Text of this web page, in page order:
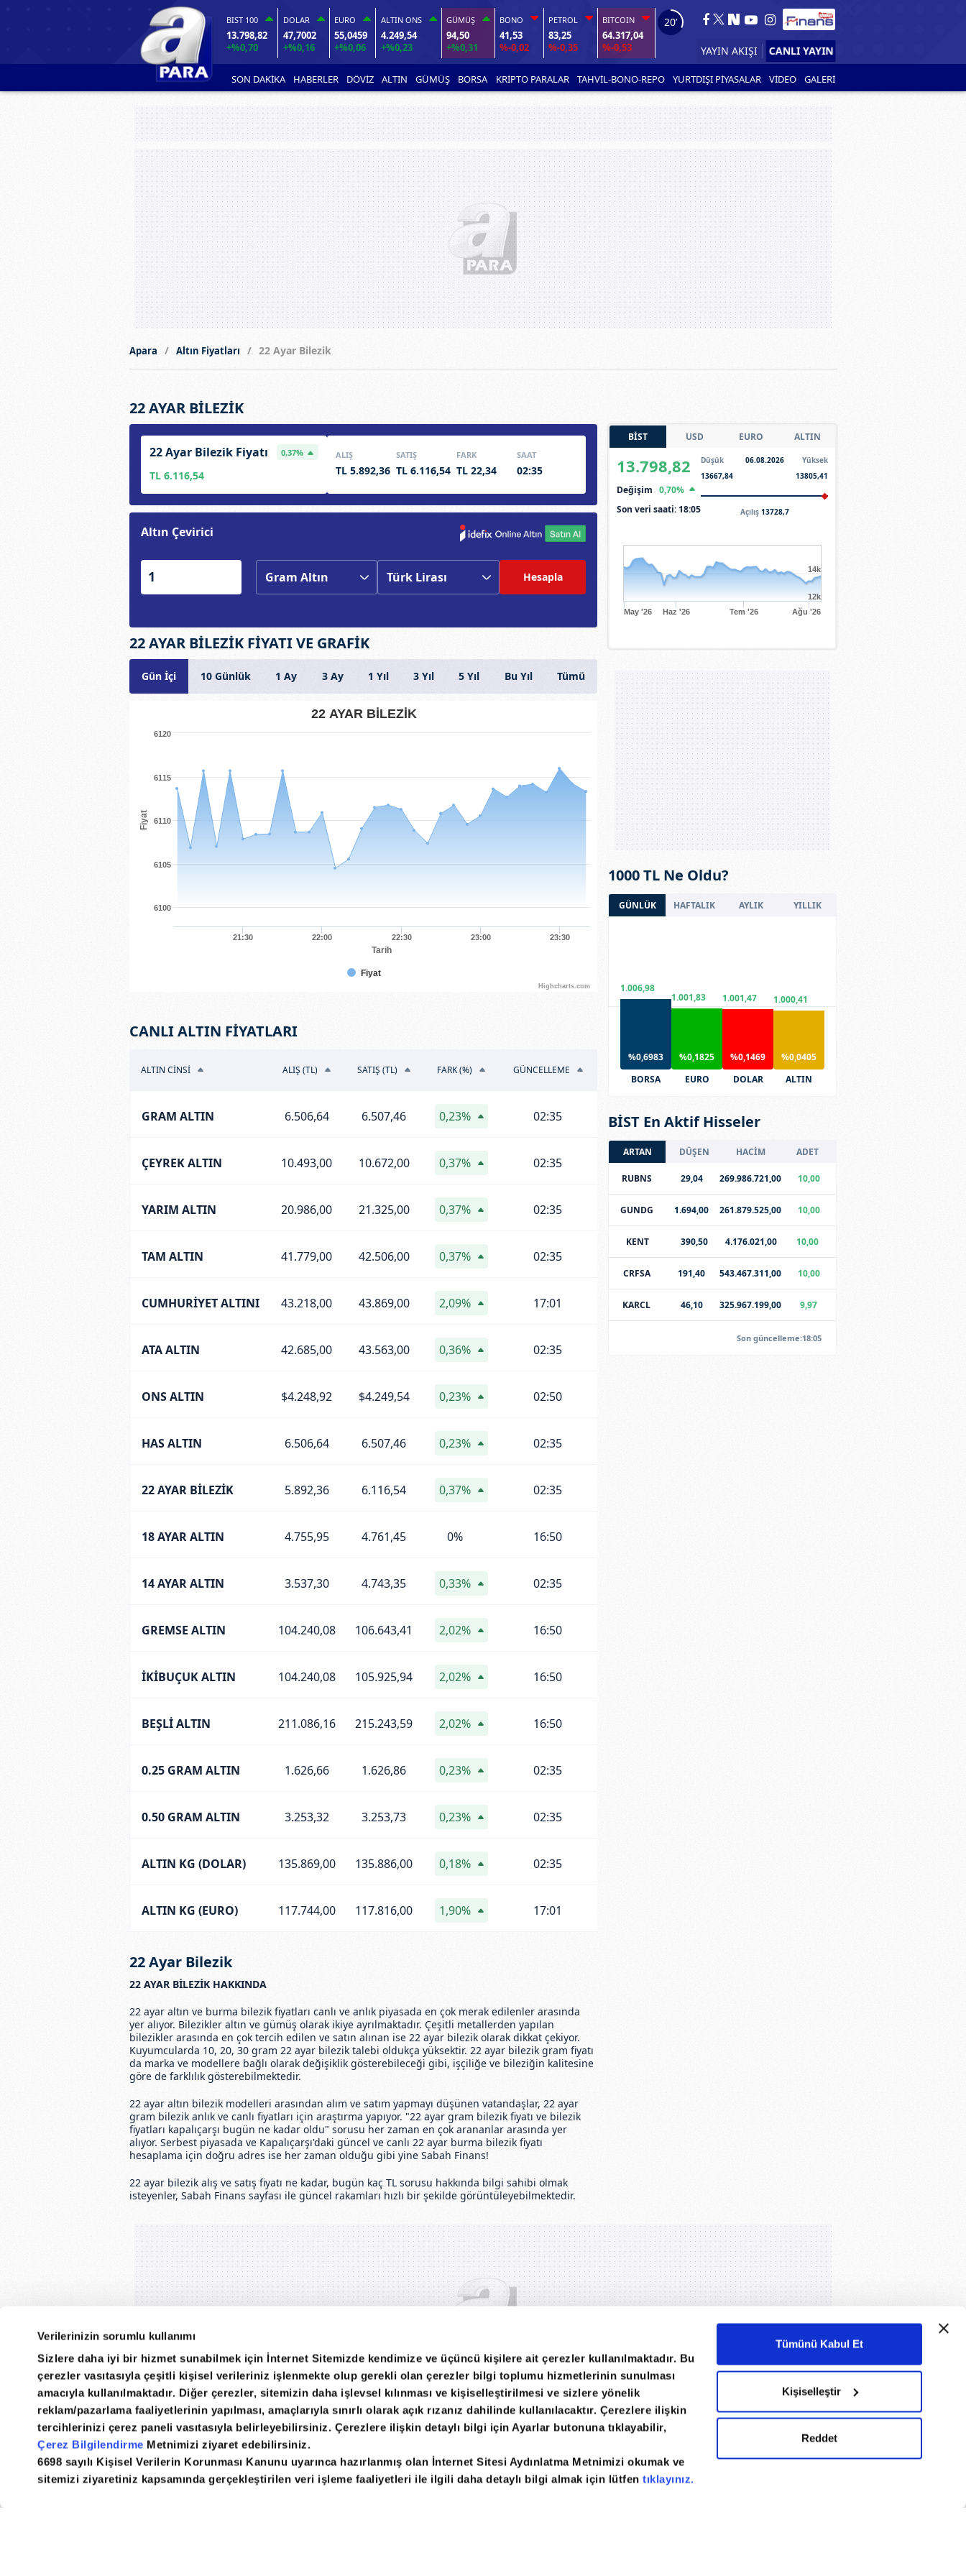
Verilerinizin sorumlu kullanımı
Sizlere daha iyi bir hizmet sunabilmek için İnternet Sitemizde kendimize ve üçüncü kişilere ait çerezler kullanılmaktadır. Bu
çerezler vasıtasıyla çeşitli kişisel verileriniz işlenmekte olup gerekli olan çerezler bilgi toplumu hizmetlerinin sunulması
amacıyla kullanılmaktadır. Diğer çerezler, sitemizin daha işlevsel kılınması ve kişiselleştirilmesi ve sizlere yönelik
reklam/pazarlama faaliyetlerinin yapılması, amaçlarıyla sınırlı olarak açık rızanız dahilinde kullanılacaktır. Çerezlere ilişkin
tercihlerinizi çerez paneli vasıtasıyla belirleyebilirsiniz. Çerezlere ilişkin detaylı bilgi için Ayarlar butonuna tıklayabilir,
Çerez Bilgilendirme Metnimizi ziyaret edebilirsiniz.
6698 sayılı Kişisel Verilerin Korunması Kanunu uyarınca hazırlanmış olan İnternet Sitesi Aydınlatma Metnimizi okumak ve
sitemizi ziyaretiniz kapsamında gerçekleştirilen veri işleme faaliyetleri ile ilgili daha detaylı bilgi almak için lütfentıklayınız.
Tümünü Kabul Et
Kişiselleştir
Reddet
BIST 100
13.798,82
+%0,70
DOLAR
47,7002
+%0,16
EURO
55,0459
+%0,06
ALTIN ONS
4.249,54
+%0,23
GÜMÜŞ
94,50
+%0,31
BONO
41,53
%-0,02
PETROL
83,25
%-0,35
BITCOIN
64.317,04
%-0,53
19’
YAYIN AKIŞI CANLI YAYIN
SON DAKİKA HABERLER DÖVİZ ALTIN GÜMÜŞ BORSA KRİPTO PARALAR TAHVİL-BONO-REPO YURTDIŞI PİYASALAR VİDEO GALERİ
Apara Altın Fiyatları 22 Ayar Bilezik
22 AYAR BİLEZİK
22 Ayar Bilezik Fiyatı 0,37%
TL 6.116,54
ALIŞ
TL 5.892,36
SATIŞ
TL 6.116,54
FARK
TL 22,34
SAAT
02:35
Altın Çevirici
Hesapla
22 AYAR BİLEZİK FİYATI VE GRAFİK
Gün İçi 10 Günlük 1 Ay 3 Ay 1 Yıl 3 Yıl 5 Yıl Bu Yıl Tümü
Tarih
Fiyat
22 AYAR BİLEZİK
Fiyat
21:30 22:00 22:30 23:00 23:30
6100
6105
6110
6115
6120
Highcharts.com
CANLI ALTIN FİYATLARI
ALTIN CİNSİ ALIŞ (TL) SATIŞ (TL) FARK (%) GÜNCELLEME
GRAM ALTIN 6.506,64 6.507,46 0,23% 02:35
ÇEYREK ALTIN 10.493,00 10.672,00 0,37% 02:35
YARIM ALTIN 20.986,00 21.325,00 0,37% 02:35
TAM ALTIN 41.779,00 42.506,00 0,37% 02:35
CUMHURİYET ALTINI 43.218,00 43.869,00 2,09% 17:01
ATA ALTIN 42.685,00 43.563,00 0,36% 02:35
ONS ALTIN $4.248,92 $4.249,54 0,23% 02:50
HAS ALTIN 6.506,64 6.507,46 0,23% 02:35
22 AYAR BİLEZİK 5.892,36 6.116,54 0,37% 02:35
18 AYAR ALTIN 4.755,95 4.761,45 0% 16:50
14 AYAR ALTIN 3.537,30 4.743,35 0,33% 02:35
GREMSE ALTIN 104.240,08 106.643,41 2,02% 16:50
İKİBUÇUK ALTIN 104.240,08 105.925,94 2,02% 16:50
BEŞLİ ALTIN 211.086,16 215.243,59 2,02% 16:50
0.25 GRAM ALTIN 1.626,66 1.626,86 0,23% 02:35
0.50 GRAM ALTIN 3.253,32 3.253,73 0,23% 02:35
ALTIN KG (DOLAR) 135.869,00 135.886,00 0,18% 02:35
ALTIN KG (EURO) 117.744,00 117.816,00 1,90% 17:01
22 Ayar Bilezik
22 AYAR BİLEZİK HAKKINDA
22 ayar altın ve burma bilezik fiyatları canlı ve anlık piyasada en çok merak edilenler arasında
yer alıyor. Bilezikler altın ve gümüş olarak ikiye ayrılmaktadır. Çeşitli metallerden yapılan
bilezikler arasında en çok tercih edilen ve satın alınan ise 22 ayar bilezik olarak dikkat çekiyor.
Kuyumcularda 10, 20, 30 gram 22 ayar bilezik talebi oldukça yüksektir. 22 ayar bilezik gram fiyatı
da marka ve modellere bağlı olarak değişiklik gösterebileceği gibi, işçiliğe ve bileziğin kalitesine
göre de farklılık gösterebilmektedir.
22 ayar altın bilezik modelleri arasından alım ve satım yapmayı düşünen vatandaşlar, 22 ayar
gram bilezik anlık ve canlı fiyatları için araştırma yapıyor. "22 ayar gram bilezik fiyatı ve bilezik
fiyatları kapalıçarşı bugün ne kadar oldu" sorusu her zaman en çok arananlar arasında yer
alıyor. Serbest piyasada ve Kapalıçarşı'daki güncel ve canlı 22 ayar burma bilezik fiyatı
hesaplama için doğru adres ise her zaman olduğu gibi yine Sabah Finans!
22 ayar bilezik alış ve satış fiyatı ne kadar, bugün kaç TL sorusu hakkında bilgi sahibi olmak
isteyenler, Sabah Finans sayfası ile güncel rakamları hızlı bir şekilde görüntüleyebilmektedir.
BİST USD EURO ALTIN
13.798,82
Değişim 0,70%
Son veri saati: 18:05
Düşük
13667,84
06.08.2026
Yüksek
13805,41
Açılış 13728,7
May '26 Haz '26 Tem '26 Ağu '26
12k
14k
1000 TL Ne Oldu?
GÜNLÜK HAFTALIK AYLIK YILLIK
1.006,98
%0,6983
BORSA
1.001,83
%0,1825
EURO
1.001,47
%0,1469
DOLAR
1.000,41
%0,0405
ALTIN
BİST En Aktif Hisseler
ARTAN DÜŞEN HACİM ADET
RUBNS 29,04 269.986.721,00 10,00
GUNDG 1.694,00 261.879.525,00 10,00
KENT 390,50 4.176.021,00 10,00
CRFSA 191,40 543.467.311,00 10,00
KARCL 46,10 325.967.199,00 9,97
Son güncelleme:18:05
Daily Sabah RSS E-Gazete Arşiv Gazete Reklam Internet Reklam Gizlilik Bildirimi